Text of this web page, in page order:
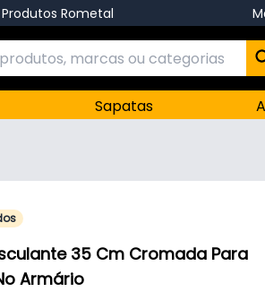
Produtos Rometal
Sapatas
35 Cm Cromada Para
Armário